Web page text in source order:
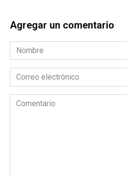
Agregar un comentario
Nombre
*
Correo
electrónico
*Comentario